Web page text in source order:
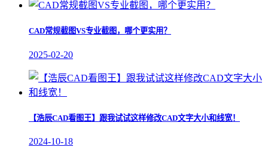
CAD常规截图VS专业截图，哪个更实用？
2025-02-20
【浩辰CAD看图王】跟我试试这样修改CAD文字大小和线宽！
2024-10-18